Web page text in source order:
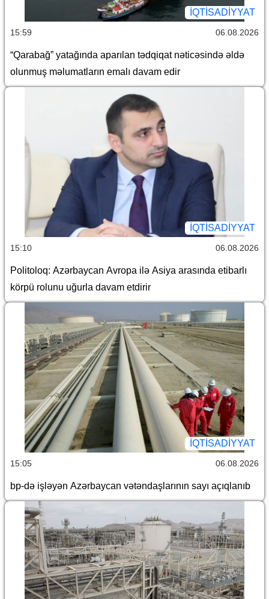
İQTİSADİYYAT
15:59 06.08.2026
“Qarabağ” yatağında aparılan tədqiqat nəticəsində əldə
olunmuş məlumatların emalı davam edir
İQTİSADİYYAT
15:10 06.08.2026
Politoloq: Azərbaycan Avropa ilə Asiya arasında etibarlı
körpü rolunu uğurla davam etdirir
İQTİSADİYYAT
15:05 06.08.2026
bp-də işləyən Azərbaycan vətəndaşlarının sayı açıqlanıb